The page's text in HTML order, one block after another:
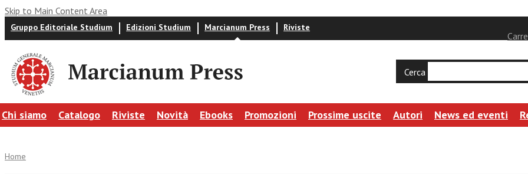
Skip to Main Content Area
Gruppo Editoriale Studium Edizioni Studium Marcianum Press Riviste
Cerca
Chi siamo Catalogo Riviste Novità Ebooks Promozioni Prossime uscite Autori News ed eventi
Home